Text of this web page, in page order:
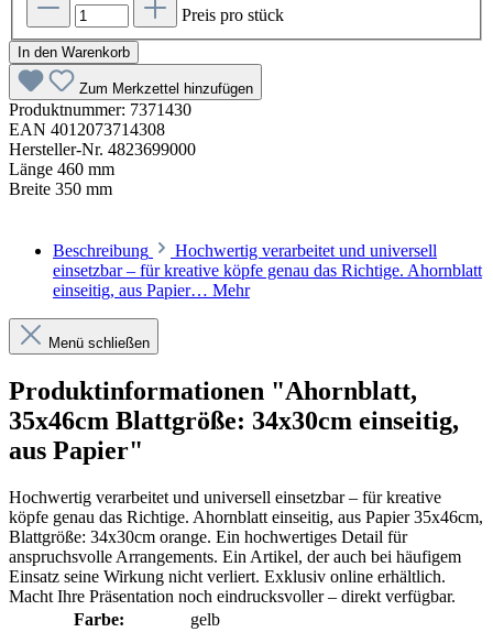
Preis pro stück
In den Warenkorb
Zum Merkzettel hinzufügen
Produktnummer: 7371430
EAN 4012073714308
Hersteller-Nr. 4823699000
Länge 460 mm
Breite 350 mm
Beschreibung
Hochwertig verarbeitet und universell
einsetzbar – für kreative köpfe genau das Richtige. Ahornblatt
einseitig, aus Papier… Mehr
Menü schließen
Produktinformationen "Ahornblatt,
35x46cm Blattgröße: 34x30cm einseitig,
aus Papier"
Hochwertig verarbeitet und universell einsetzbar – für kreative
köpfe genau das Richtige. Ahornblatt einseitig, aus Papier 35x46cm,
Blattgröße: 34x30cm orange. Ein hochwertiges Detail für
anspruchsvolle Arrangements. Ein Artikel, der auch bei häufigem
Einsatz seine Wirkung nicht verliert. Exklusiv online erhältlich.
Macht Ihre Präsentation noch eindrucksvoller – direkt verfügbar.
Farbe:
gelb